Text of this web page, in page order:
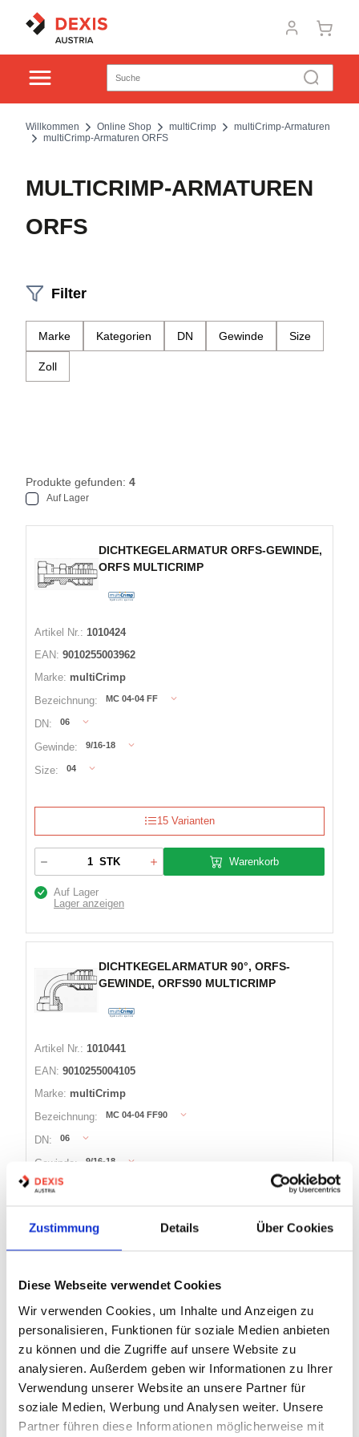
Zustimmung Details Über Cookies
Diese Webseite verwendet Cookies
Wir verwenden Cookies, um Inhalte und Anzeigen zu
personalisieren, Funktionen für soziale Medien anbieten
zu können und die Zugriffe auf unsere Website zu
analysieren. Außerdem geben wir Informationen zu Ihrer
Verwendung unserer Website an unsere Partner für
soziale Medien, Werbung und Analysen weiter. Unsere
Partner führen diese Informationen möglicherweise mit
Willkommen Online Shop multiCrimp
multiCrimp-Armaturen
multiCrimp-Armaturen ORFS
MULTICRIMP-ARMATUREN
ORFS
Filter
Marke Kategorien DN Gewinde Size
Zoll
Produkte gefunden: 4
Auf Lager
DICHTKEGELARMATUR ORFS-GEWINDE,
ORFS MULTICRIMP
Artikel Nr.: 1010424
EAN: 9010255003962
Marke: multiCrimp
Bezeichnung:
MC 04-04 FF
DN: 06
Gewinde: 9/16-18
Size: 04
15 Varianten
STK Warenkorb
Auf Lager
Lager anzeigen
DICHTKEGELARMATUR 90°, ORFS-
GEWINDE, ORFS90 MULTICRIMP
Artikel Nr.: 1010441
EAN: 9010255004105
Marke: multiCrimp
Bezeichnung:
MC 04-04 FF90
DN: 06
Gewinde: 9/16-18
Size:
Auf Lager
DICHTKEGELARMATUR 45°, ORFS-